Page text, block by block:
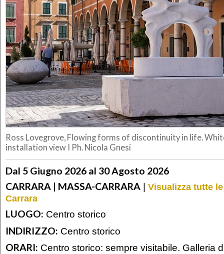
Ross Lovegrove, Flowing forms of discontinuity in life.
installation view I Ph. Nicola Gnesi
Dal 5 Giugno 2026 al 30 Agosto 2026
CARRARA | MASSA-CARRARA | Visualizza tutte
Carrara
LUOGO: Centro storico
INDIRIZZO: Centro storico
ORARI: Centro storico: sempre visitabile. Galleria